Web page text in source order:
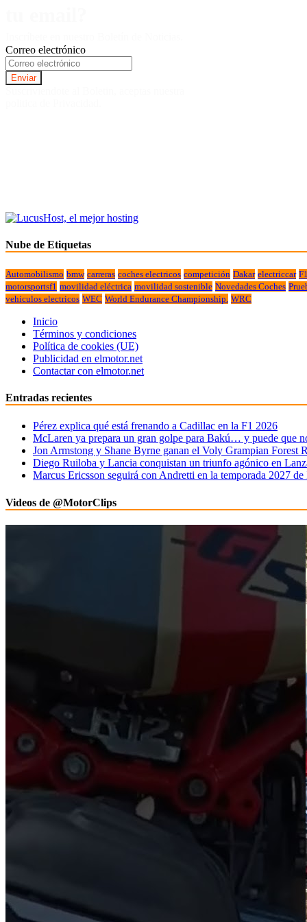
Correo electrónico
Nube de Etiquetas
Automobilismo bmw carreras coches electricos competición Dakar electriccar F1
motorsportsf1 movilidad eléctrica movilidad sostenible Novedades Coches
vehiculos electricos WEC World Endurance Championship. WRC
Inicio
Términos y condiciones
Política de cookies (UE)
Publicidad en elmotor.net
Contactar con elmotor.net
Entradas recientes
Pérez explica qué está frenando a Cadillac en la F1 2026
McLaren ya prepara un gran golpe para Bakú… y puede que
Jon Armstong y Shane Byrne ganan el Voly Grampian Forest
Diego Ruiloba y Lancia conquistan un triunfo agónico en
Marcus Ericsson seguirá con Andretti en la temporada 2027
Videos de @MotorClips